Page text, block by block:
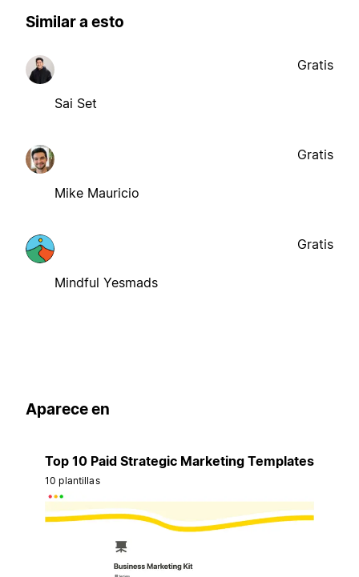
Similar a esto
Sai Set
Gratis
Mike Mauricio
Gratis
Mindful Yesmads
Gratis
Aparece en
Top 10 Paid Strategic Marketing Templates
10 plantillas